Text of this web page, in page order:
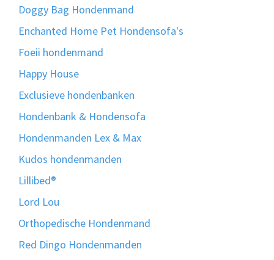
Doggy Bag Hondenmand
Enchanted Home Pet Hondensofa's
Foeii hondenmand
Happy House
Exclusieve hondenbanken
Hondenbank & Hondensofa
Hondenmanden Lex & Max
Kudos hondenmanden
Lillibed®
Lord Lou
Orthopedische Hondenmand
Red Dingo Hondenmanden